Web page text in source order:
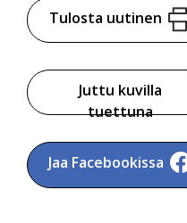
Tulosta uutinen
Juttu kuvilla
tuettuna
Jaa Facebookissa